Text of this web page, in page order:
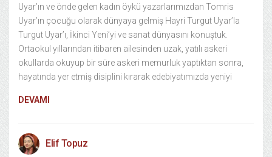
Uyar’ın ve önde gelen kadın öykü yazarlarımızdan Tomris
Uyar’ın çocuğu olarak dünyaya gelmiş Hayri Turgut Uyar’la
Turgut Uyar’ı, İkinci Yeni’yi ve sanat dünyasını konuştuk.
Ortaokul yıllarından itibaren ailesinden uzak, yatılı askeri
okullarda okuyup bir süre askeri memurluk yaptıktan sonra,
hayatında yer etmiş disiplini kırarak edebiyatımızda yeniyi
DEVAMI
Elif Topuz